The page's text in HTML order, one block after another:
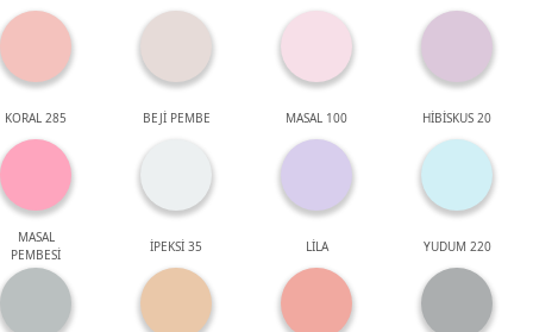
KORAL 285 BEJİ PEMBE MASAL 100 HİBİSKUS 20
MASAL
PEMBESİ
İPEKSİ 35 LİLA YUDUM 220